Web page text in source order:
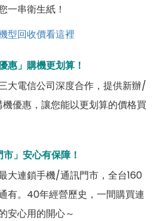
一串衛生紙！
型回收價看這裡
惠」購機更划算！
大電信公司深度合作，提供新辦/
優惠，讓您能以更划算的價格買
」安心有保障！
大連鎖手機/通訊門市，全台160
有。40年經營歷史，一間購買連
安心用的開心～